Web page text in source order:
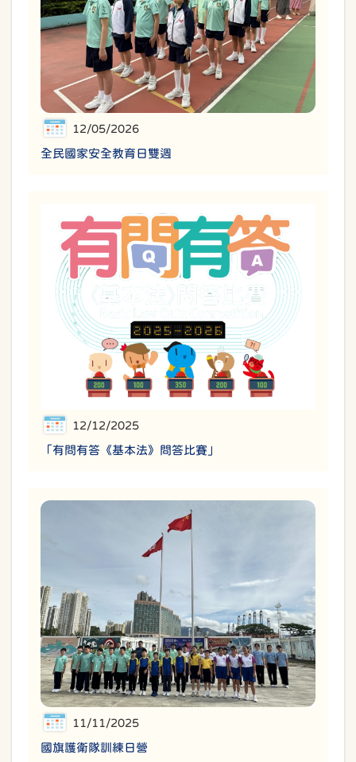
12/05/2026
全民國家安全教育日雙週
12/12/2025
「有問有答《基本法》問答比賽」
11/11/2025
國旗護衛隊訓練日營